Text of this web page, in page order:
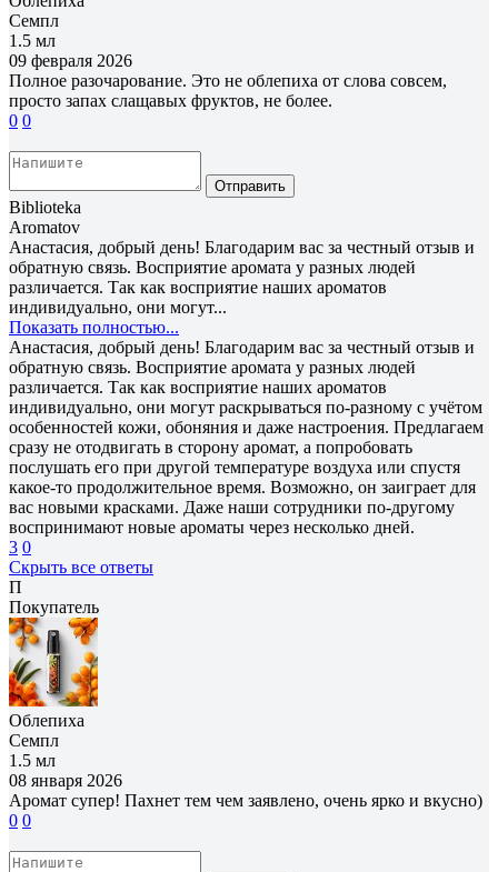
Семпл
1.5 мл
09 февраля 2026
Полное разочарование. Это не облепиха от слова совсем,
просто запах слащавых фруктов, не более.
0 0
Отправить
Biblioteka
Aromatov
Анастасия, добрый день! Благодарим вас за честный отзыв и
обратную связь. Восприятие аромата у разных людей
различается. Так как восприятие наших ароматов
индивидуально, они могут...
Показать полностью...
Анастасия, добрый день! Благодарим вас за честный отзыв и
обратную связь. Восприятие аромата у разных людей
различается. Так как восприятие наших ароматов
индивидуально, они могут раскрываться по-разному с учётом
особенностей кожи, обоняния и даже настроения. Предлагаем
сразу не отодвигать в сторону аромат, а попробовать
послушать его при другой температуре воздуха или спустя
какое-то продолжительное время. Возможно, он заиграет для
вас новыми красками. Даже наши сотрудники по-другому
воспринимают новые ароматы через несколько дней.
3 0
Скрыть все ответы
П
Покупатель
Облепиха
Семпл
1.5 мл
08 января 2026
Аромат супер! Пахнет тем чем заявлено, очень ярко и вкусно)
0 0